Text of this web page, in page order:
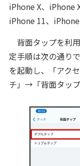
iPhone X、iPhone
iPhone 11、
背面タップを利
定手順は次の通り
を起動し、「アク
チ」→「背面タップ